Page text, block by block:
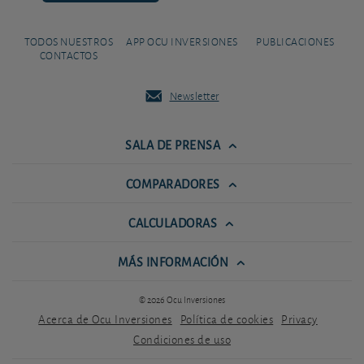
TODOS NUESTROS
CONTACTOS
APP OCU INVERSIONES PUBLICACIONES
Newsletter
SALA DE PRENSA
COMPARADORES
CALCULADORAS
MÁS INFORMACIÓN
© 2026 Ocu Inversiones
Acerca de Ocu Inversiones Política de cookies Privacy
Condiciones de uso